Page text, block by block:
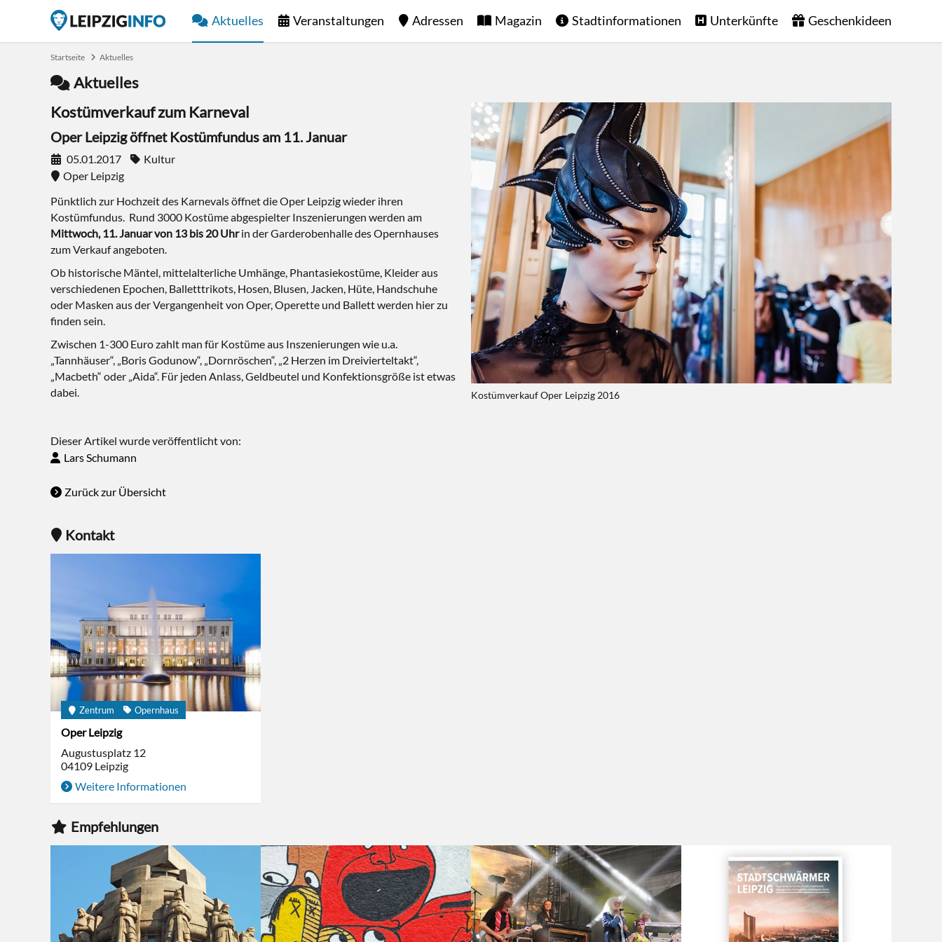
Aktuelles Veranstaltungen Adressen Magazin Stadtinformationen Unterkünfte Geschenkideen
Startseite Aktuelles
Aktuelles
Kostümverkauf Oper Leipzig 2016
Kostümverkauf zum Karneval
Oper Leipzig öffnet Kostümfundus am 11. Januar
05.01.2017
Kultur
Oper Leipzig
Pünktlich zur Hochzeit des Karnevals öffnet die Oper Leipzig wieder ihren
Kostümfundus. Rund 3000 Kostüme abgespielter Inszenierungen werden am
Mittwoch, 11. Januar von 13 bis 20 Uhrin der Garderobenhalle des Opernhauses
zum Verkauf angeboten.
Ob historische Mäntel, mittelalterliche Umhänge, Phantasiekostüme, Kleider aus
verschiedenen Epochen, Balletttrikots, Hosen, Blusen, Jacken, Hüte, Handschuhe
oder Masken aus der Vergangenheit von Oper, Operette und Ballett werden hier zu
finden sein.
Zwischen 1-300 Euro zahlt man für Kostüme aus Inszenierungen wie u.a.
„Tannhäuser“, „Boris Godunow“, „Dornröschen“, „2 Herzen im Dreivierteltakt“,
„Macbeth“ oder „Aida“. Für jeden Anlass, Geldbeutel und Konfektionsgröße ist etwas
dabei.
Dieser Artikel wurde veröffentlicht von:
Lars Schumann
Zurück zur Übersicht
Kontakt
Zentrum Opernhaus
Oper Leipzig
Augustusplatz 12
04109 Leipzig
Weitere Informationen
Empfehlungen